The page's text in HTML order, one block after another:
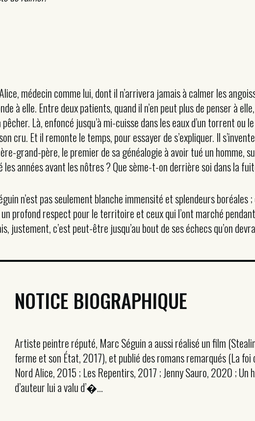
médecin comme lui, dont il n’arrivera jamais à calmer les
à elle. Entre deux patients, quand il n’en peut plus de penser à
Là, enfoncé jusqu’à mi-cuisse dans les eaux d’un torrent ou
cru. Et il remonte le temps, pour essayer de s’expliquer. Il
grand-père, le premier de sa généalogie à avoir tué un homme,
années avant les nôtres ? Que sème-t-on derrière soi dans la
n’est pas seulement blanche immensité et splendeurs boréales
profond respect pour le territoire et ceux qui l’ont marché
justement, c’est peut-être jusqu’au bout de ses échecs qu’on
NOTICE BIOGRAPHIQUE
Artiste peintre réputé, Marc Séguin a aussi réalisé un film
ferme et son État, 2017), et publié des romans remarqués (La
Nord Alice, 2015 ; Les Repentirs, 2017 ; Jenny Sauro, 2020 ;
d’auteur lui a valu d’�...